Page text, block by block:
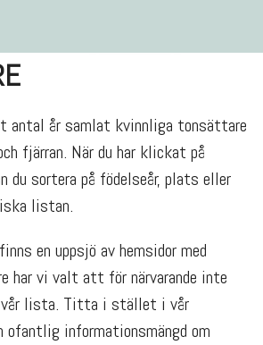
antal år samlat kvinnliga tonsättare
fjärran. När du har klickat på
du sortera på födelseår, plats eller
listan.
en uppsjö av hemsidor med
har vi valt att för närvarande inte
vår lista. Titta i stället i vår
ofantlig informationsmängd om